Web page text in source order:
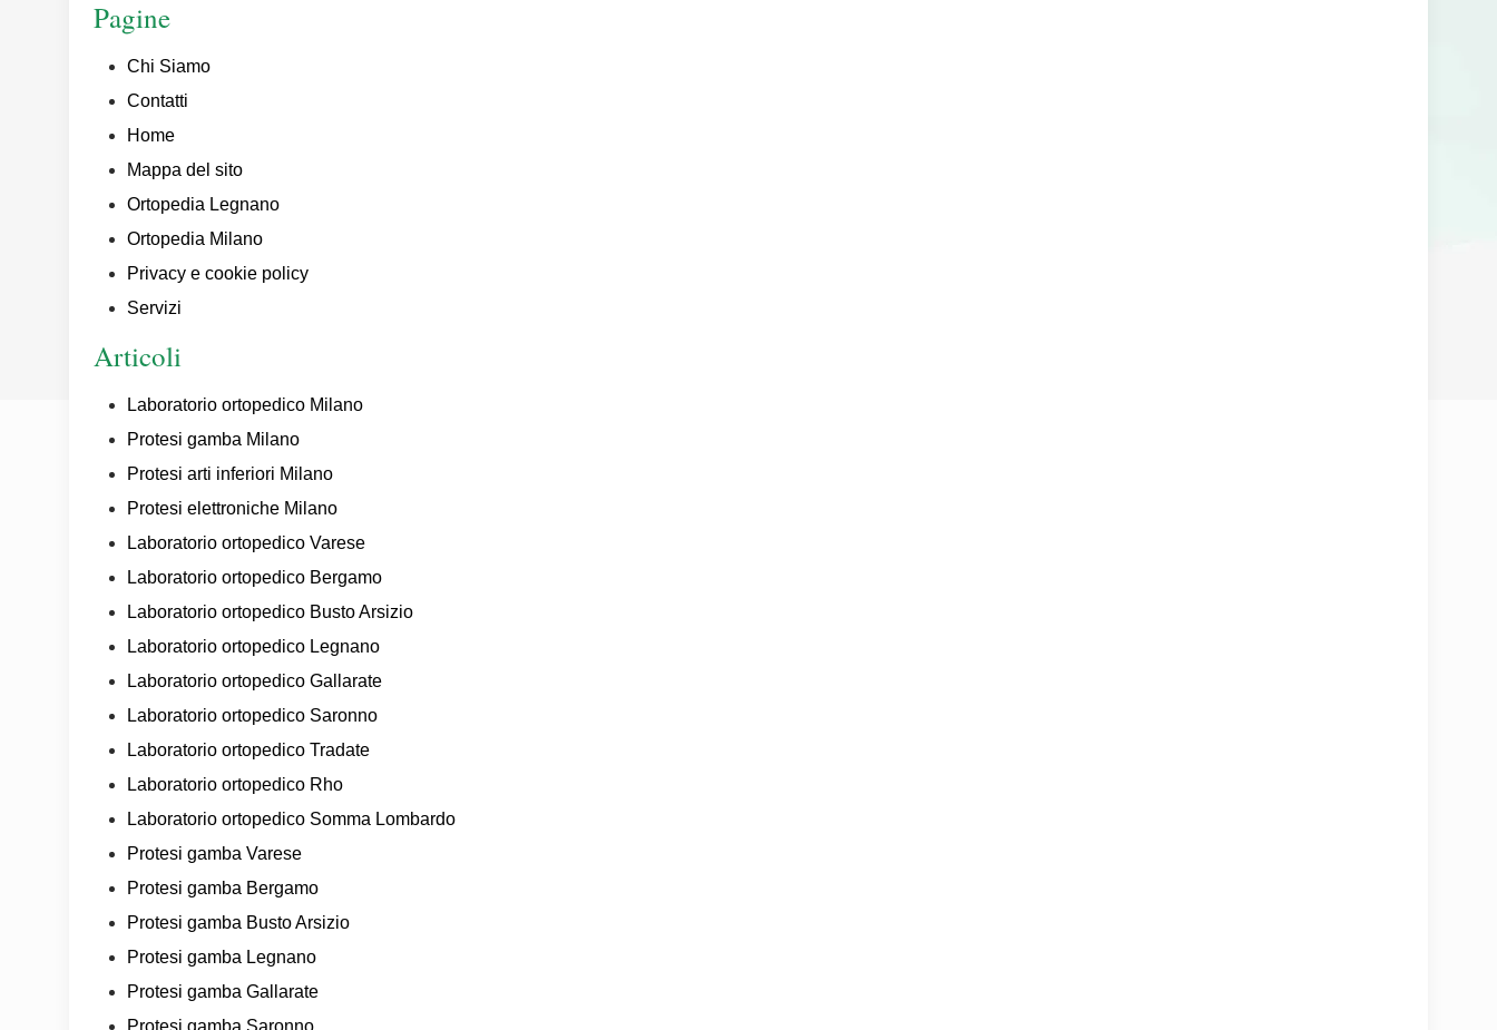
Pagine
Chi Siamo
Contatti
Home
Mappa del sito
Ortopedia Legnano
Ortopedia Milano
Privacy e cookie policy
Servizi
Articoli
Laboratorio ortopedico Milano
Protesi gamba Milano
Protesi arti inferiori Milano
Protesi elettroniche Milano
Laboratorio ortopedico Varese
Laboratorio ortopedico Bergamo
Laboratorio ortopedico Busto Arsizio
Laboratorio ortopedico Legnano
Laboratorio ortopedico Gallarate
Laboratorio ortopedico Saronno
Laboratorio ortopedico Tradate
Laboratorio ortopedico Rho
Laboratorio ortopedico Somma Lombardo
Protesi gamba Varese
Protesi gamba Bergamo
Protesi gamba Busto Arsizio
Protesi gamba Legnano
Protesi gamba Gallarate
Protesi gamba Saronno